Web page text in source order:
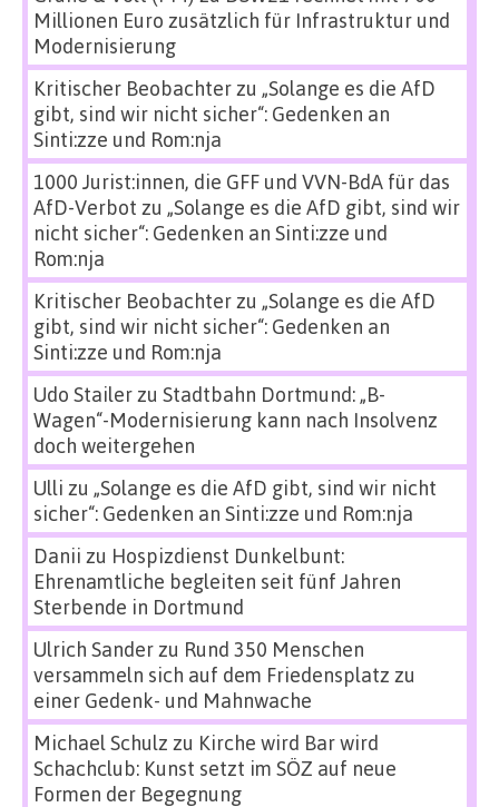
Millionen Euro zusätzlich für Infrastruktur und
Modernisierung
Kritischer Beobachterzu „Solange es die AfD
gibt, sind wir nicht sicher“: Gedenken an
Sinti:zze und Rom:nja
1000 Jurist:innen, die GFF und VVN-BdA für das
AfD-Verbot zu „Solange es die AfD gibt, sind wir
nicht sicher“: Gedenken an Sinti:zze und
Rom:nja
Kritischer Beobachterzu „Solange es die AfD
gibt, sind wir nicht sicher“: Gedenken an
Sinti:zze und Rom:nja
Udo Stailerzu Stadtbahn Dortmund: „B-
Wagen“-Modernisierung kann nach Insolvenz
doch weitergehen
Ulli zu „Solange es die AfD gibt, sind wir nicht
sicher“: Gedenken an Sinti:zze und Rom:nja
Danii zu Hospizdienst Dunkelbunt:
Ehrenamtliche begleiten seit fünf Jahren
Sterbende in Dortmund
Ulrich Sanderzu Rund 350 Menschen
versammeln sich auf dem Friedensplatz zu
einer Gedenk- und Mahnwache
Michael Schulz zu Kirche wird Bar wird
Schachclub: Kunst setzt im SÖZ auf neue
Formen der Begegnung